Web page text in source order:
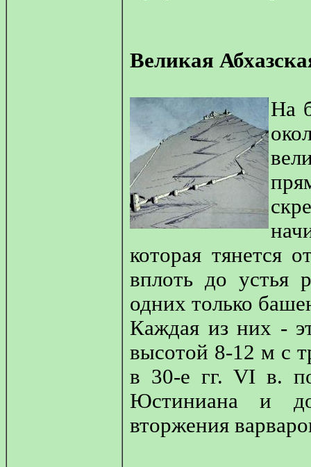
Великая
На
которая тянется
вплоть до устья
одних только
Каждая из них -
высотой 8-12 м с
в 30-е гг. VI в. по
Юстиниана и
вторжения